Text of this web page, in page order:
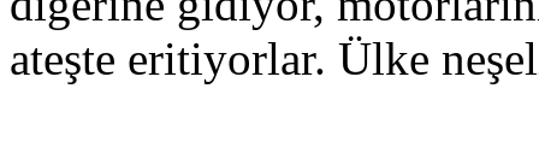
ateşte eritiyorlar. Ülke